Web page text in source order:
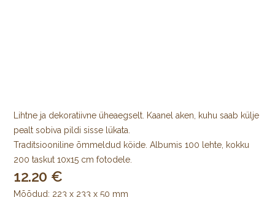
Lihtne ja dekoratiivne üheaegselt. Kaanel aken, kuhu saab külje
pealt sobiva pildi sisse lükata.
Traditsiooniline õmmeldud köide. Albumis 100 lehte, kokku
200 taskut 10x15 cm fotodele.
12.20
Mõõdud: 223 x 233 x 50 mm